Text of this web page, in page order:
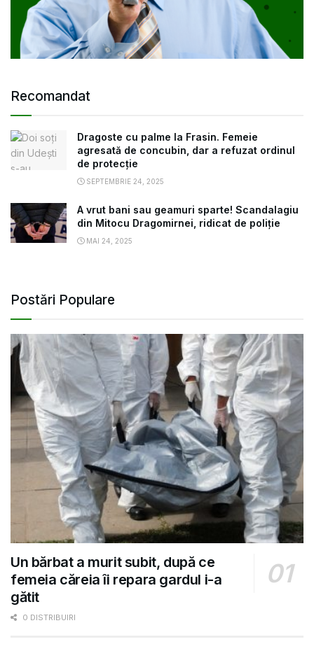
Recomandat
Dragoste cu palme la Frasin. Femeie
agresată de concubin, dar a refuzat ordinul
de protecție
SEPTEMBRIE 24, 2025
A vrut bani sau geamuri sparte! Scandalagiu
din Mitocu Dragomirnei, ridicat de poliție
MAI 24, 2025
Postări Populare
Un bărbat a murit subit, după ce
femeia căreia îi repara gardul i-a
gătit
0 DISTRIBUIRI